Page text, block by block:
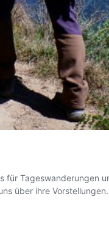
für
über ihre